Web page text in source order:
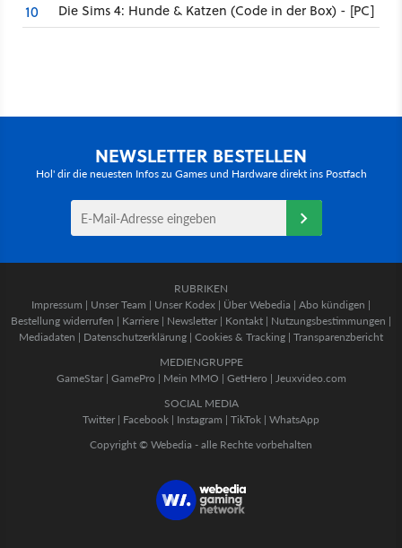
10 Die Sims 4: Hunde & Katzen (Code in der Box) - [PC]
NEWSLETTER BESTELLEN
Hol' dir die neuesten Infos zu Games und Hardware direkt ins Postfach
RUBRIKEN
Impressum | Unser Team | Unser Kodex | Über Webedia | Abo kündigen |
Bestellung widerrufen | Karriere | Newsletter | Kontakt | Nutzungsbestimmungen |
Mediadaten | Datenschutzerklärung | Cookies & Tracking | Transparenzbericht
MEDIENGRUPPE
GameStar| GamePro | Mein MMO | GetHero | Jeuxvideo.com
SOCIAL MEDIA
Twitter | Facebook | Instagram | TikTok | WhatsApp
Copyright © Webedia - alle Rechte vorbehalten